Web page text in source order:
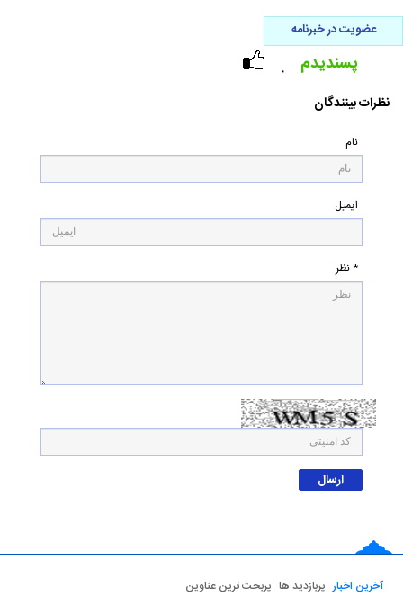
عضویت در خبرنامه
۰ پسندیدم
نظرات بینندگان
نام
ایمیل
* نظر
آخرین اخبار پربازدید ها پربحث ترین عناوین